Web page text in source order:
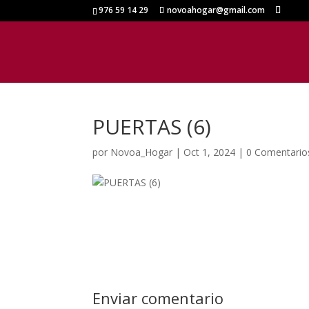
976 59 14 29 novoahogar@gmail.com
PUERTAS (6)
por Novoa_Hogar | Oct 1, 2024 | 0
Enviar comentario